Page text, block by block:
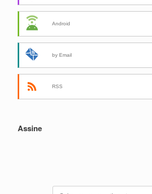
Android
by Email
RSS
Assine